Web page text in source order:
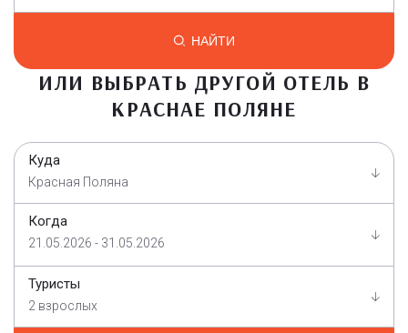
НАЙТИ
ИЛИ ВЫБРАТЬ ДРУГОЙ ОТЕЛЬ В
КРАСНАЕ ПОЛЯНЕ
Куда
Красная Поляна
Когда
21.05.2026 - 31.05.2026
Туристы
2 взрослых